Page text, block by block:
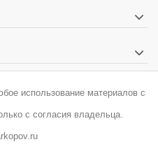
использование материалов с
с согласия владельца.